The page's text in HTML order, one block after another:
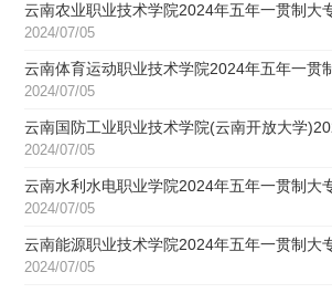
云南农业职业技术学院2024年五年一贯制大
2024/07/05
云南体育运动职业技术学院2024年五年一贯
2024/07/05
2024/07/05
云南水利水电职业学院2024年五年一贯制大
2024/07/05
云南能源职业技术学院2024年五年一贯制大
2024/07/05